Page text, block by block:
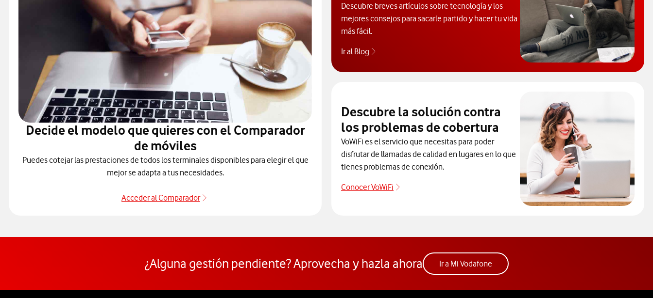
Decide el modelo que quieres con el Comparador
de móviles
Puedes cotejar las prestaciones de todos los terminales disponibles para elegir el que
mejor se adapta a tus necesidades.
Acceder al Comparador
Descubre breves artículos sobre tecnología y los
mejores consejos para sacarle partido y hacer tu vida
más fácil.
Ir al Blog
Descubre el blog de Ayuda. Abrir ventana modal
Descubre la solución contra
los problemas de cobertura
VoWiFi es el servicio que necesitas para poder
disfrutar de llamadas de calidad en lugares en lo que
tienes problemas de conexión.
Conocer VoWiFi
Descubre la solución contra los problemas de cobertura.Abre ventana
¿Alguna gestión pendiente? Aprovecha y hazla ahora Ir a Mi VodafoneAcceder a la app Mi Vodafone. Abre ventana